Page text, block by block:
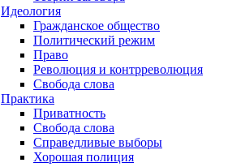
Идеология
Гражданское общество
Политический режим
Право
Революция и контрреволюция
Свобода слова
Практика
Приватность
Свобода слова
Справедливые выборы
Хорошая полиция